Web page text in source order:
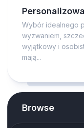
Wybór idealnego
wyzwaniem,
wyjątkowy i
mają...
Browse